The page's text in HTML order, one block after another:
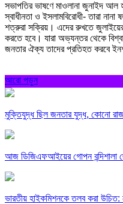
সভাপতির ভাষণে মাওলানা জুনাইদ আল
স্বাধীনতা ও ইসলামবিরোধী- তারা
শত্রুরা সক্রিয়। এদের রুখতে
করতে হবে। যারা অভ্যন্তর থেকে
জনতার ঐক্য তাদের প্রতিহত করবে
আরো পড়ুন
মুক্তিযুদ্ধ ছিল জনতার যুদ্ধ, কোনো
আজ ডিজিএফআইয়ের গোপন বন্দিশালা
ভারতীয় হাইকমিশনকে তলব করা উচিত: